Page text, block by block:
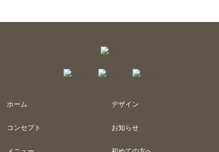
ホーム
コンセプト
デザイン
お知らせ